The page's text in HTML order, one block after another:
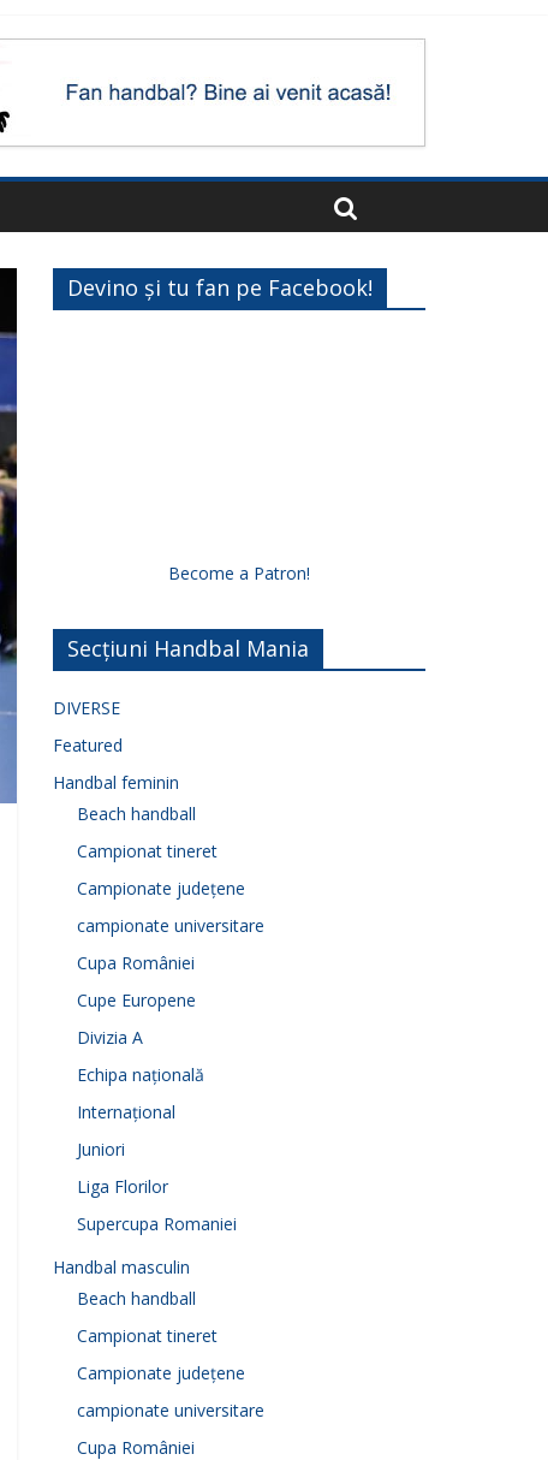
Devino și tu fan pe Facebook!
Become a Patron!
Secțiuni Handbal Mania
DIVERSE
Featured
Handbal feminin
Beach handball
Campionat tineret
Campionate județene
campionate universitare
Cupa României
Cupe Europene
Divizia A
Echipa națională
Internațional
Juniori
Liga Florilor
Supercupa Romaniei
Handbal masculin
Beach handball
Campionat tineret
Campionate județene
campionate universitare
Cupa României